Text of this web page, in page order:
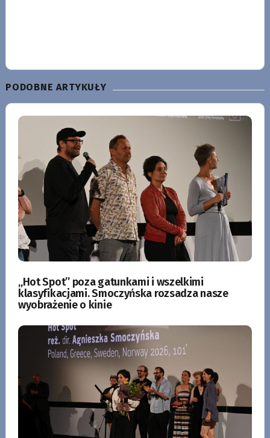
PODOBNE ARTYKUŁY
„Hot Spot” poza gatunkami i wszelkimi
klasyfikacjami. Smoczyńska rozsadza nasze
wyobrażenie o kinie